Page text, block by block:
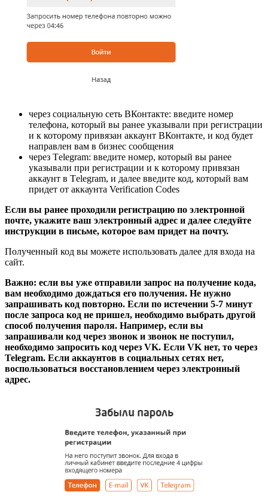
через социальную сеть ВКонтакте: введите номер
телефона, который вы ранее указывали при регистрации
и к которому привязан аккаунт ВКонтакте, и код будет
направлен вам в бизнес сообщения
через Тelegram: введите номер, который вы ранее
указывали при регистрации и к которому привязан
аккаунт в Тelegram, и далее введите код, который вам
придет от аккаунта Verification Codes
Если вы ранее проходили регистрацию по электронной
почте, укажите ваш электронный адрес и далее следуйте
инструкции в письме, которое вам придет на почту.
Полученный код вы можете использовать далее для входа на
сайт.
Важно: если вы уже отправили запрос на получение кода,
вам необходимо дождаться его получения. Не нужно
запрашивать код повторно. Если по истечении 5-7 минут
после запроса код не пришел, необходимо выбрать другой
способ получения пароля. Например, если вы
запрашивали код через звонок и звонок не поступил,
необходимо запросить код через VK. Если VK нет, то через
Telegram. Если аккаунтов в социальных сетях нет,
воспользоваться восстановлением через электронный
адрес.